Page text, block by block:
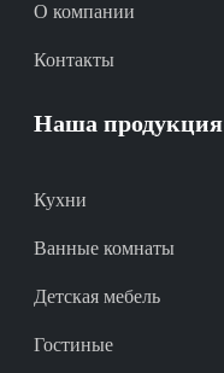
О компании
Контакты
Наша продукция
Кухни
Ванные комнаты
Детская мебель
Гостиные